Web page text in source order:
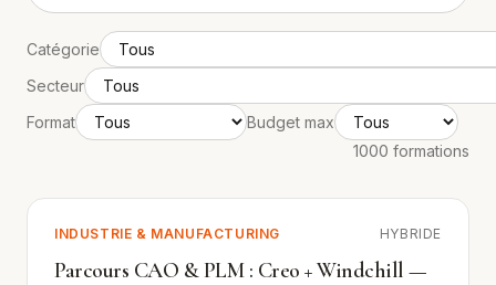
Catégorie
Secteur
Format
Budget max
1000 formations
INDUSTRIE & MANUFACTURING HYBRIDE
Parcours CAO & PLM : Creo + Windchill —